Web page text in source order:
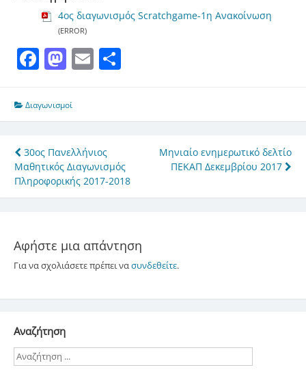
4ος διαγωνισμός Scratchgame-1η Ανακοίνωση
(ERROR)
Facebook
Mastodon
Email
Διαγωνισμοί
Πλοήγηση
άρθρων
30ος Πανελλήνιος
Μαθητικός Διαγωνισμός
Πληροφορικής 2017-2018
Μηνιαίο ενημερωτικό δελτίο
ΠΕΚΑΠ Δεκεμβρίου 2017
Αφήστε μια απάντηση
Για να σχολιάσετε πρέπει νασυνδεθείτε.
Αναζήτηση